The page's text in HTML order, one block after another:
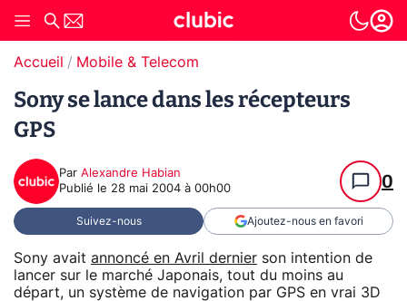
Accueil Mobile & Telecom
Sony se lance dans les récepteurs
GPS
Par Alexandre Habian
Publié le 28 mai 2004 à 00h00 0
Suivez-nous Ajoutez-nous en favori
Sony avait annoncé en Avril dernier son intention de
lancer sur le marché Japonais, tout du moins au
départ, un système de navigation par GPS en vrai 3D